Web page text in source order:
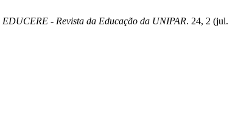
EDUCERE - Revista da Educação da UNIPAR. 24, 2 (jul.